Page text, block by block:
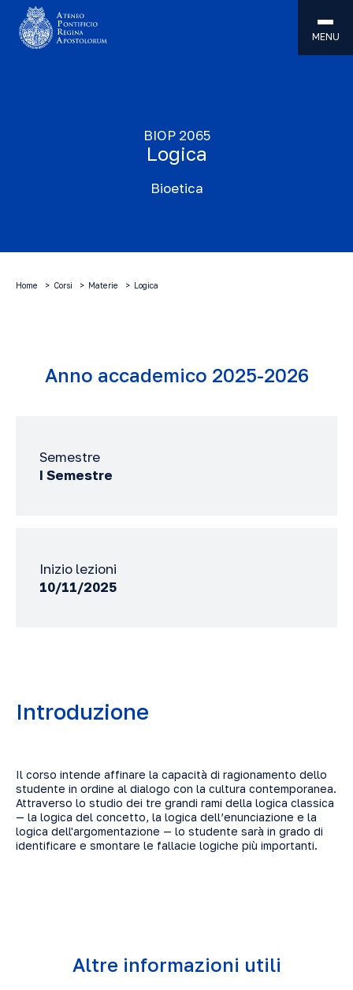
MENU
BIOP 2065
Logica
Bioetica
Home Corsi Materie Logica
Anno accademico 2025-2026
Semestre
I Semestre
Inizio lezioni
10/11/2025
Introduzione
Il corso intende affinare la capacità di ragionamento dello
studente in ordine al dialogo con la cultura contemporanea.
Attraverso lo studio dei tre grandi rami della logica classica
— la logica del concetto, la logica dell’enunciazione e la
logica dell'argomentazione — lo studente sarà in grado di
identificare e smontare le fallacie logiche più importanti.
Altre informazioni utili